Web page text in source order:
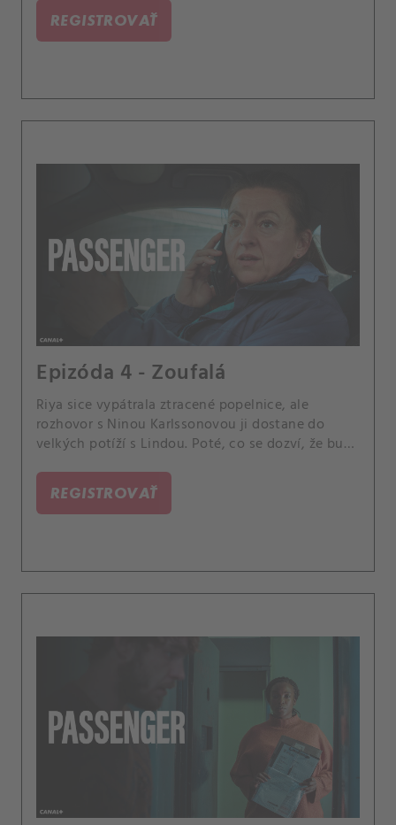
zasnoubení.
REGISTROVAŤ
Epizóda 4 - Zoufalá
Riya sice vypátrala ztracené popelnice, ale
rozhovor s Ninou Karlssonovou ji dostane do
velkých potíží s Lindou. Poté, co se dozví, že bude
REGISTROVAŤ